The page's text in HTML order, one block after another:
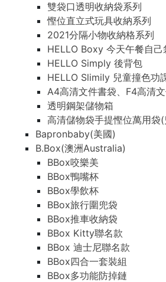
雙袋口透明收納袋系列
慳位直立式玩具收納系列
2021分隔小物收納格系列
HELLO Boxy 今天午餐自己
HELLO Simply 後背包
HELLO Slimily 兒童撞色功
A4高清文件書袋、F4高清
透明鋼架儲物箱
高清儲物袋手提慳位萬用袋
Bapronbaby(美國)
B.Box(澳洲Australia)
BBox咬樂美
BBox鴨嘴杯
BBox學飲杯
BBox旅行圍兜袋
BBox推車收納袋
BBox Kitty聯名款
BBox 迪士尼聯名款
BBox四合一套裝組
BBox多功能防掉鏈